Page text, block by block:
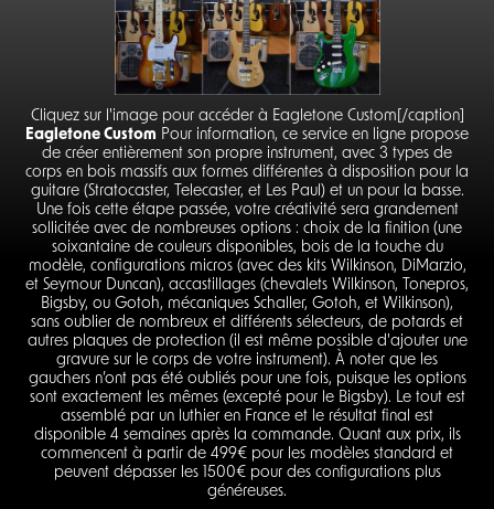
Cliquez sur l'image pour accéder à Eagletone Custom[/caption]
Eagletone Custom Pour information, ce service en ligne propose
de créer entièrement son propre instrument, avec 3 types de
corps en bois massifs aux formes différentes à disposition pour la
guitare (Stratocaster, Telecaster, et Les Paul) et un pour la basse.
Une fois cette étape passée, votre créativité sera grandement
sollicitée avec de nombreuses options : choix de la finition (une
soixantaine de couleurs disponibles, bois de la touche du
modèle, configurations micros (avec des kits Wilkinson, DiMarzio,
et Seymour Duncan), accastillages (chevalets Wilkinson, Tonepros,
Bigsby, ou Gotoh, mécaniques Schaller, Gotoh, et Wilkinson),
sans oublier de nombreux et différents sélecteurs, de potards et
autres plaques de protection (il est même possible d'ajouter une
gravure sur le corps de votre instrument). À noter que les
gauchers n’ont pas été oubliés pour une fois, puisque les options
sont exactement les mêmes (excepté pour le Bigsby). Le tout est
assemblé par un luthier en France et le résultat final est
disponible 4 semaines après la commande. Quant aux prix, ils
commencent à partir de 499€ pour les modèles standard et
peuvent dépasser les 1500€ pour des configurations plus
généreuses.